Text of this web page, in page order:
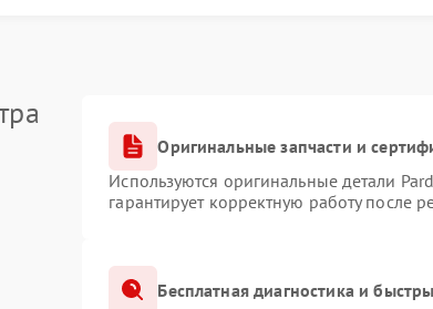
Оригинальные запчасти и
Используются оригинальные детали
гарантирует корректную работу после
Бесплатная диагностика и